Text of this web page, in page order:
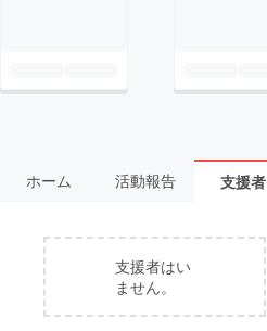
ホーム 活動報告 支援者
支援者はい
ません。